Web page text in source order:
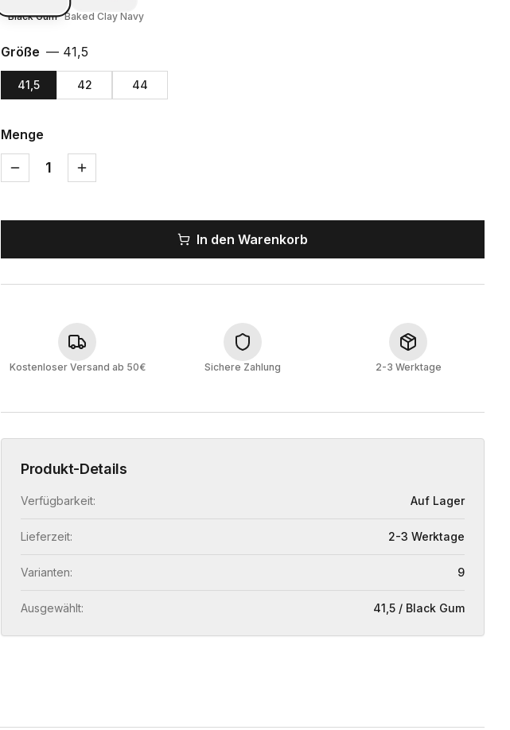
Black Gum Baked Clay Navy
Größe — 41,5
41,5 42 44
Menge
1
In den Warenkorb
Kostenloser Versand ab 50€ Sichere Zahlung 2-3 Werktage
Produkt-Details
Verfügbarkeit: Auf Lager
Lieferzeit: 2-3 Werktage
Varianten: 9
Ausgewählt: 41,5 / Black Gum